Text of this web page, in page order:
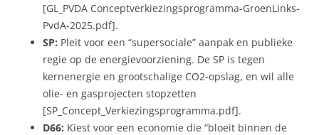
[GL_PVDA Conceptverkiezingsprogramma-GroenLinks-
PvdA-2025.pdf].
SP: Pleit voor een “supersociale” aanpak en publieke
regie op de energievoorziening. De SP is tegen
kernenergie en grootschalige CO2-opslag, en wil alle
olie- en gasprojecten stopzetten
[SP_Concept_Verkiezingsprogramma.pdf].
D66: Kiest voor een economie die “bloeit binnen de